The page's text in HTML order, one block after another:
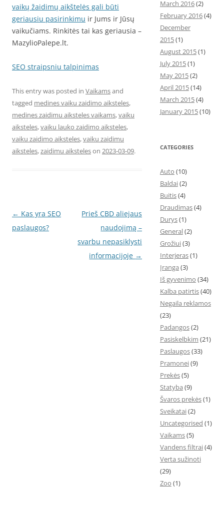
vaikų žaidimų aikštelės gali būti
geriausiu pasirinkimu ir Jums ir Jūsų
vaikučiams. Rinkitės tai kas geriausia –
MazylioPalepe.lt.
SEO straipsniu talpinimas
This entry was posted in Vaikamsand
tagged medines vaiku zaidimo aiksteles,
medines zaidimu aiksteles vaikams,vaiku
aiksteles,vaiku lauko zaidimo aiksteles,
vaiku zaidimo aiksteles,vaiku zaidimu
aiksteles,zaidimu aiksteleson 2023-03-09.
Post
navigation
← Kas yra SEO
paslaugos?
Prieš CBD aliejaus
naudojimą –
svarbu nepasiklysti
informacijoje →
March 2016(2)
February 2016(4)
December
2015(1)
August 2015(1)
July 2015(1)
May 2015(2)
April 2015(14)
March 2015(4)
January 2015(10)
CATEGORIES
Auto (10)
Baldai(2)
Buitis(4)
Draudimas(4)
Durys(1)
General(2)
Grožiui(3)
Interjeras(1)
Įranga (3)
Iš gyvenimo (34)
Kalba patirtis(40)
Negaila reklamos
(23)
Padangos(2)
Pasiskelbkim (21)
Paslaugos(33)
Pramonei(9)
Prekės(5)
Statyba (9)
Švaros prekės(1)
Sveikatai(2)
Uncategorised (1)
Vaikams(5)
Vandens filtrai(4)
Verta sužinoti
(29)
Zoo (1)